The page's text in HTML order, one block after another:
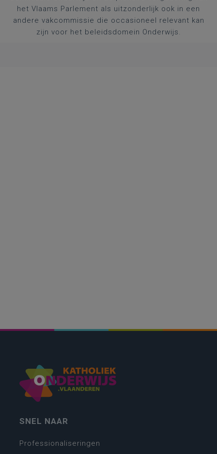
het Vlaams Parlement als uitzonderlijk ook in een
andere vakcommissie die occasioneel relevant kan
zijn voor het beleidsdomein Onderwijs.
SNEL NAAR
Professionaliseringen